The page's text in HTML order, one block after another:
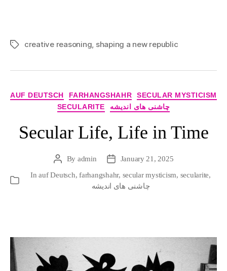
Tagscreative reasoning shaping a new republic
Categories
AUF DEUTSCH FARHANGSHAHR
SECULAR MYSTICISM
SECULARITE
چاشنی های اندیشه
Secular Life, Life in Time
PostBy admin
PostJanuary 21, 2025
Categories
Inauf Deutsch,farhangshahr, secular mysticism, secularite,
چاشنی های اندیشه